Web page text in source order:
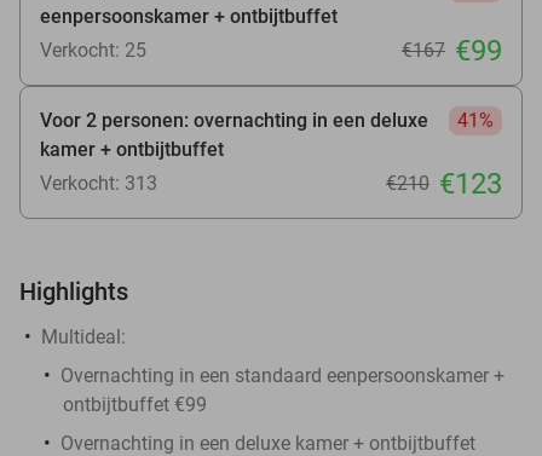
eenpersoonskamer + ontbijtbuffet
Verkocht: 25 €167 €99
Voor 2 personen: overnachting in een deluxe
kamer + ontbijtbuffet
41%
Verkocht: 313 €210 €123
Highlights
Multideal:
Overnachting in een standaard eenpersoonskamer +
ontbijtbuffet €99
Overnachting in een deluxe kamer + ontbijtbuffet